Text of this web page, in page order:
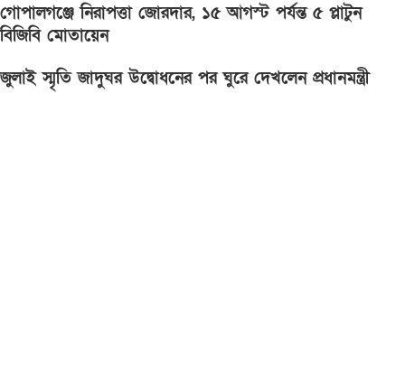
গোপালগঞ্জে নিরাপত্তা জোরদার, ১৫ আগস্ট পর্যন্ত ৫ প্লাটুন
বিজিবি মোতায়েন
জুলাই স্মৃতি জাদুঘর উদ্বোধনের পর ঘুরে দেখলেন প্রধানমন্ত্রী